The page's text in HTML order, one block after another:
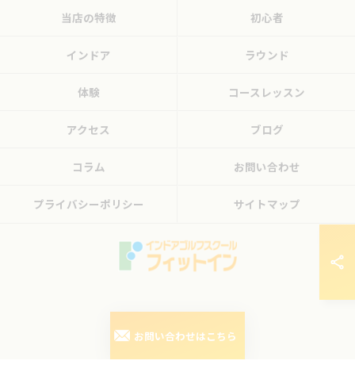
お問い合わせはこちら
当店の特徴 初心者
インドア ラウンド
体験 コースレッスン
アクセス ブログ
コラム お問い合わせ
プライバシーポリシー サイトマップ
© 2026 東京都三鷹のゴルフレッスンならフィットイン ALL RIGHTS RESERVED.